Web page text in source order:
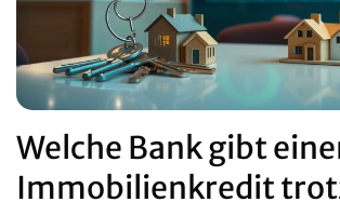
Welche Bank gibt
Immobilienkredit